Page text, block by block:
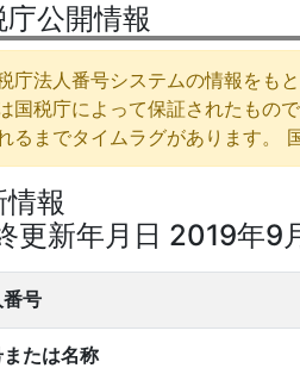
庁公開情報
庁法人番号システムの情報をも
国税庁によって保証されたもの
るまでタイムラグがあります。
報
更新年月日 2019年9
号
たは名称